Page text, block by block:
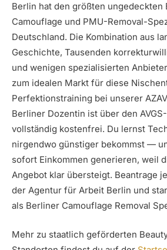
Berlin hat den größten ungedeckten
Camouflage und PMU-Removal-
Deutschland. Die Kombination aus
Geschichte, Tausenden
und wenigen spezialisierten
zum idealen Markt für diese
Perfektionstraining bei unserer
Berliner Dozentin ist über den
vollständig kostenfrei. Du lernst
nirgendwo günstiger bekommst —
sofort Einkommen generieren, weil
Angebot klar übersteigt. Beantrage
der Agentur für Arbeit Berlin und
als Berliner Camouflage Removal
Mehr zu staatlich geförderten